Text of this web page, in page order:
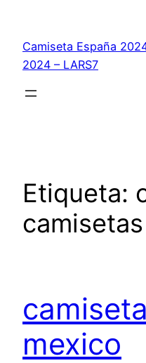
contenido
Camiseta España
2024 – LARS7
Etiqueta:
mexico